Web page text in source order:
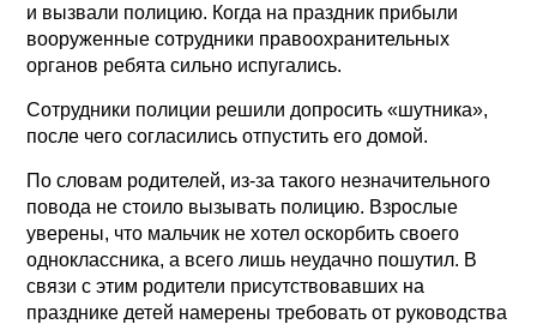
и вызвали полицию. Когда на праздник прибыли
вооруженные сотрудники правоохранительных
органов ребята сильно испугались.
Сотрудники полиции решили допросить «шутника»,
после чего согласились отпустить его домой.
По словам родителей, из-за такого незначительного
повода не стоило вызывать полицию. Взрослые
уверены, что мальчик не хотел оскорбить своего
одноклассника, а всего лишь неудачно пошутил. В
связи с этим родители присутствовавших на
празднике детей намерены требовать от руководства